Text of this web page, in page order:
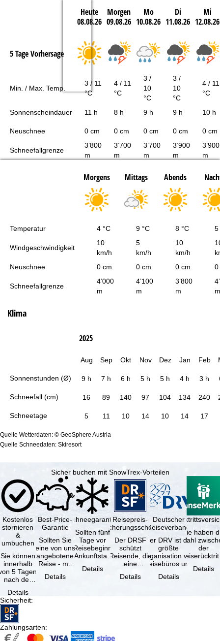
Heute
08.08.26
Morgen
09.08.26
Mo
10.08.26
Di
11.08.26
Mi
12.08.26
5 Tage Vorhersage
Min. / Max. Temp.
3 / 11
°C
4 / 11
°C
3 /
10
°C
3 /
10
°C
4 / 11
°C
Sonnenscheindauer 11 h 8 h 9 h 9 h 10 h
Neuschnee 0 cm 0 cm 0 cm 0 cm 0 cm
Schneefallgrenze
3’800
m
3’700
m
3’700
m
3’900
m
3’900
m
Morgens Mittags Abends
Temperatur 4 °C 9 °C 8 °C 5
Windgeschwindigkeit
10
km/h
5
km/h
10
km/h
Neuschnee
0 cm 0 cm 0 cm 0
Schneefallgrenze
4’000
m
4’100
m
3’800
m
m
Klima
Sonnenstunden (Ø)
Schneefall (cm)
Schneetage
2025
Aug Sep Okt Nov Dez Jan Feb
9 h 7 h 6 h 5 h 5 h 4 h 3 h
16 89 140 97 104 134 240
5 11 10 14 10 14 17
Quelle Wetterdaten: © GeoSphere Austria
Quelle Schneedaten: Skiresort
Sicher buchen mit SnowTrex-Vorteilen
Kostenlos
stornieren
&
umbuchen
Sie können
innerhalb
5 Tagen
nach der
kostenfrei
…
Details
Best-Price-
Garantie
Sollten Sie
eine von uns
angebotene
Reise - mit
Leistung und
Details
Schneegarantie
Sollten fünf
Tage vor
Reisebeginn
(Ankunftstag)
Schneemangel
Details
Reisepreis-
Sicherungsschein
Der DRSF
schützt
Reisende, die
eine
oder
Details
Deutscher
Reiseverband
Der DRV ist die
größte
Organisation von
Reisebüros und
Reiseveranstaltern
in …
Details
Sie haben
Wahl
der
(inklusive
Details
Sicherheit:
Zahlungsarten: